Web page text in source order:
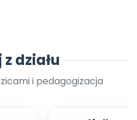
działu
i pedagogizacja